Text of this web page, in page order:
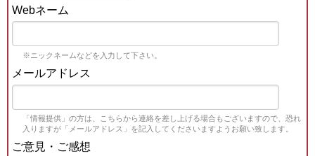
Webネーム
※ニックネームなどを入力して下さい。
メールアドレス
「情報提供」の方は、こちらから連絡を差し上げる場合もございますので、恐れ
入りますが「メールアドレス」を記入してくださいますようお願い致します。
ご意見・ご感想